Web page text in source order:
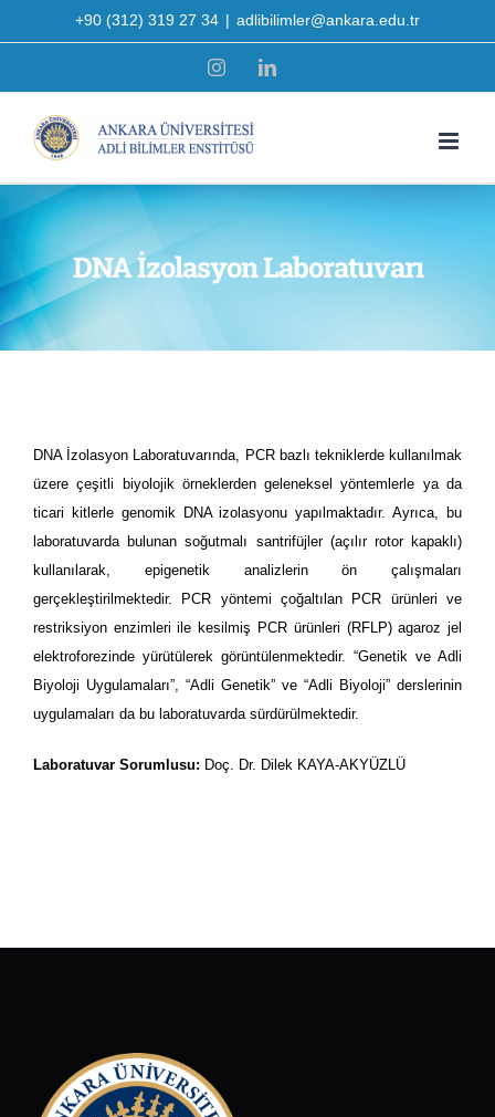
to
+90 (312) 319 27 34 | adlibilimler@ankara.edu.tr
InstagramLinkedIn
DNA İzolasyon Laboratuvarı
DNA İzolasyon Laboratuvarında, PCR bazlı tekniklerde kullanılmak
üzere çeşitli biyolojik örneklerden geleneksel yöntemlerle ya da
ticari kitlerle genomik DNA izolasyonu yapılmaktadır. Ayrıca, bu
laboratuvarda bulunan soğutmalı santrifüjler (açılır rotor kapaklı)
kullanılarak, epigenetik analizlerin ön çalışmaları
gerçekleştirilmektedir. PCR yöntemi çoğaltılan PCR ürünleri ve
restriksiyon enzimleri ile kesilmiş PCR ürünleri (RFLP) agaroz jel
elektroforezinde yürütülerek görüntülenmektedir. “Genetik ve Adli
Biyoloji Uygulamaları”, “Adli Genetik” ve “Adli Biyoloji” derslerinin
uygulamaları da bu laboratuvarda sürdürülmektedir.
Laboratuvar Sorumlusu: Doç. Dr. Dilek KAYA-AKYÜZLÜ